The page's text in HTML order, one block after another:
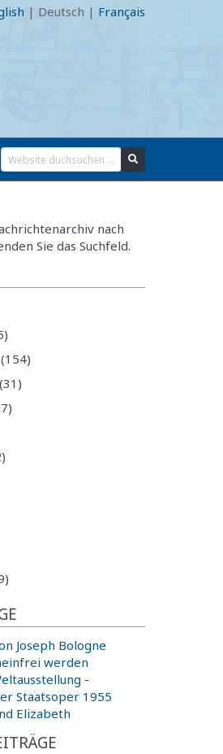
| Deutsch | Français
nach
Sie das Suchfeld.
Joseph Bologne
werden
-
Staatsoper 1955
Elizabeth